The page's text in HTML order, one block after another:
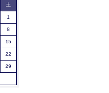
土
1
8
15
22
29